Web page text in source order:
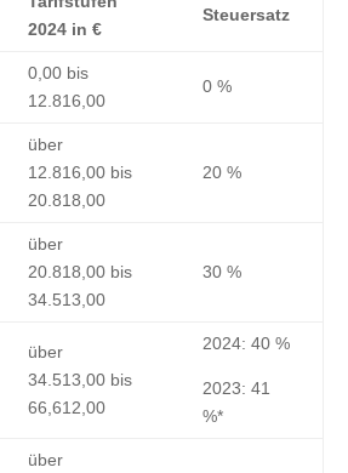
2024 in €
Steuersatz
0,00 bis
12.816,00
0 %
über
12.816,00 bis
20.818,00
20 %
über
20.818,00 bis
34.513,00
30 %
über
34.513,00 bis
66,612,00
2024: 40 %
2023: 41
%*
über